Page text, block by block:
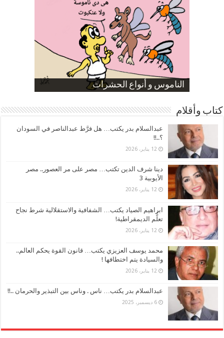
الناموس و أنواع الحشرات
الموظفين بعد ارتفاع الأسعار
ارتفاع نسبة الطلاق في مصر
صورة كاركاتيرية
صورة كاركاتيرية
كتاب وأقلام
عبدالسلام بدر يكتب… هل فرَّط عبدالناصر في السودان
؟..!!
12 يناير، 2026
دينا شرف الدين تكتب… مصر على مر العصور.. مصر
الأيوبية 3
12 يناير، 2026
ابراهيم الصياد يكتب… الشفافية والاستقلالية شرط نجاح
تعلُّم الديمقراطية!
12 يناير، 2026
محمد يوسف العزيزي يكتب… قانون القوة يحكم العالم..
والسيادة يتم اختطافها !
12 يناير، 2026
عبدالسلام بدر يكتب… ناس . وناس بين التبذير والحرمان ..!!
6 ديسمبر، 2025